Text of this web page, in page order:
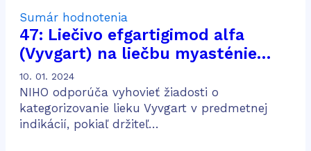
Sumár hodnotenia
47: Liečivo efgartigimod alfa
(Vyvgart) na liečbu myasténie
gravis
10. 01. 2024
NIHO odporúča vyhovieť žiadosti o
kategorizovanie lieku Vyvgart v predmetnej
indikácií, pokiaľ držiteľ…